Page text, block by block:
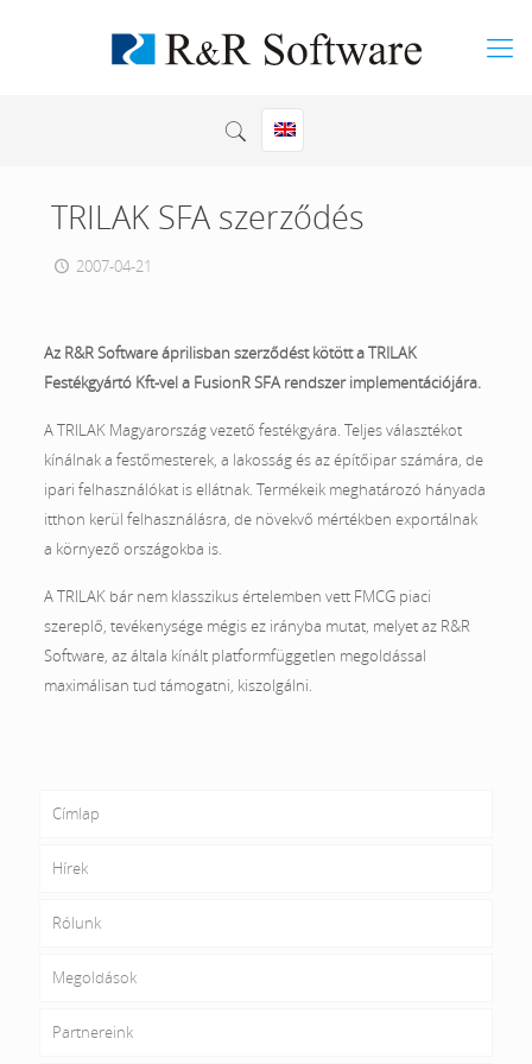
TRILAK SFA szerződés
2007-04-21
Az R&R Software áprilisban szerződést kötött a TRILAK
Festékgyártó Kft-vel a FusionR SFA rendszer implementációjára.
A TRILAK Magyarország vezető festékgyára. Teljes választékot
kínálnak a festőmesterek, a lakosság és az építőipar számára, de
ipari felhasználókat is ellátnak. Termékeik meghatározó hányada
itthon kerül felhasználásra, de növekvő mértékben exportálnak
a környező országokba is.
A TRILAK bár nem klasszikus értelemben vett FMCG piaci
szereplő, tevékenysége mégis ez irányba mutat, melyet az R&R
Software, az általa kínált platformfüggetlen megoldással
maximálisan tud támogatni, kiszolgálni.
Címlap
Hírek
Rólunk
Megoldások
Partnereink